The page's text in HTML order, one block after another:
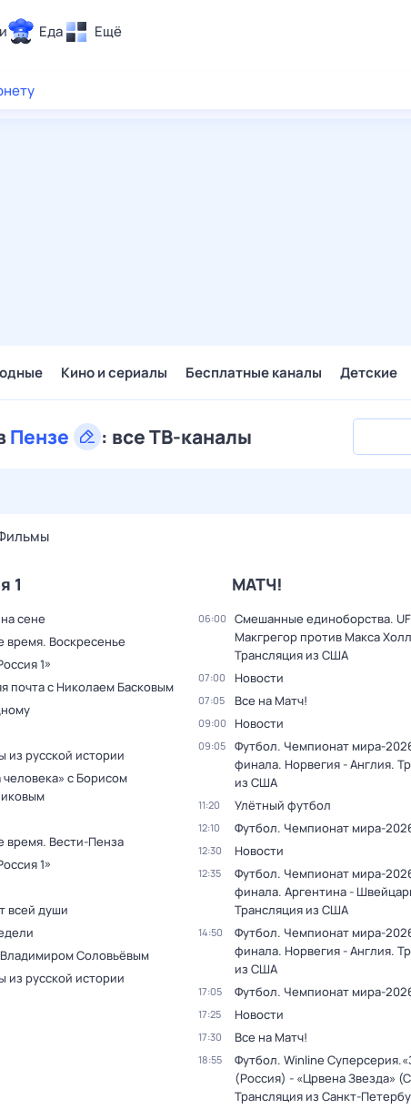
Еда Ещё
Кино и сериалы Бесплатные каналы Детские
Пензе : все ТВ-каналы
1
сене
время. Воскресенье
1»
почта с Николаем Басковым
из русской истории
человека» с Борисом
время. Вести-Пенза
1»
всей души
Соловьёвым
из русской истории
МАТЧ!
06:00
Смешанные единоборства.
Макгрегор против Макса
Трансляция из США
07:00 Новости
07:05 Все на Матч!
09:00 Новости
09:05
Футбол. Чемпионат мира-
финала. Норвегия - Англия.
из США
11:20 Улётный футбол
12:10 Футбол. Чемпионат мира-
12:30 Новости
12:35
Футбол. Чемпионат мира-
финала. Аргентина -
Трансляция из США
14:50
Футбол. Чемпионат мира-
финала. Норвегия - Англия.
из США
17:05 Футбол. Чемпионат мира-
17:25 Новости
17:30 Все на Матч!
18:55
Футбол. Winline
(Россия) - «Црвена Звезда»
Трансляция из Санкт-